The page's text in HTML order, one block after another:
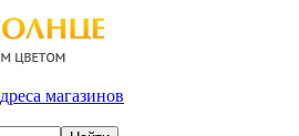
магазинов